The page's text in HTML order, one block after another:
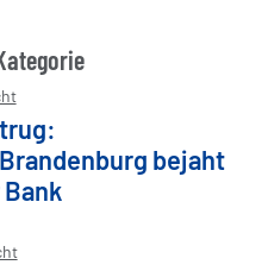
bejaht